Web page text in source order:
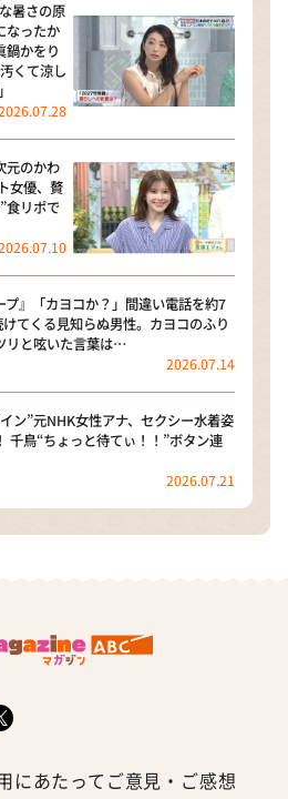
暑さの原
なったか
鍋かをり
くて涼し
元のかわ
女優、贅
食リポで
プ』「カヨコか？」間違い電話を約7
てくる見知らぬ男性。カヨコのふり
リと呟いた言葉は…
2026.07.14
ン”元NHK女性アナ、セクシー水着姿
千鳥“ちょっと待てぃ！！”ボタン連
2026.07.21
にあたって ご意見・ご感想